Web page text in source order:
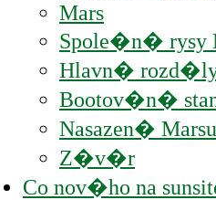
Mars
Spole�n� rysy
Hlavn� rozd�ly
Bootov�n�
Nasazen�
Z�v�r
Co nov�ho na